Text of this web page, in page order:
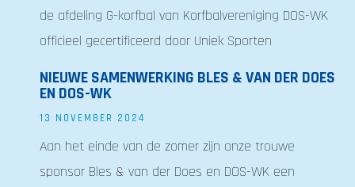
de afdeling G-korfbal van Korfbalvereniging DOS-WK
officieel gecertificeerd door Uniek Sporten
NIEUWE SAMENWERKING BLES & VAN DER DOES
EN DOS-WK
13 NOVEMBER 2024
Aan het einde van de zomer zijn onze trouwe
sponsor Bles & van der Does en DOS-WK een